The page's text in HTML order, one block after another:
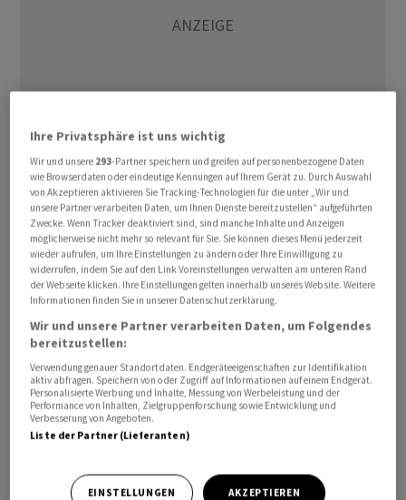
Klingbeil forderte, offen zu sein für neue Partner und
Partnerschaften. So habe man «endlich» das Mercosur-
Handelsabkommen abgeschlossen, und es gebe ein
Abkommen mit Indien. Er plädierte zudem für
Handelsabkommen und stärkere Beziehungen mit dem
Globalen Süden.
Klingbeil: Müssen andere Partner finden
Grundsätzlich betonte Klingbeil mit Blick auf die US-
Zollpolitik, Zölle seien schlecht für die Menschen und
für die Wirtschaft - auf beiden Seiten des Atlantiks.
müssen wir andere Partner finden. Wir müssen unser
Ihre Privatsphäre ist uns wichtig
Wir und unsere 293-Partner speichern und greifen auf personenbezogene Daten
wie Browserdaten oder eindeutige Kennungen auf Ihrem Gerät zu. Durch Auswahl
von Akzeptieren aktivieren Sie Tracking-Technologien für die unter „Wir und
unsere Partner verarbeiten Daten, um Ihnen Dienste bereitzustellen“ aufgeführten
Zwecke. Wenn Tracker deaktiviert sind, sind manche Inhalte und Anzeigen
möglicherweise nicht mehr so relevant für Sie. Sie können dieses Menü jederzeit
wieder aufrufen, um Ihre Einstellungen zu ändern oder Ihre Einwilligung zu
widerrufen, indem Sie auf den Link Voreinstellungen verwalten am unteren Rand
der Webseite klicken. Ihre Einstellungen gelten innerhalb unseres Website. Weitere
Informationen finden Sie in unserer Datenschutzerklärung.
Wir und unsere Partner verarbeiten Daten, um Folgendes
bereitzustellen:
Verwendung genauer Standortdaten. Endgeräteeigenschaften zur Identifikation
aktiv abfragen. Speichern von oder Zugriff auf Informationen auf einem Endgerät.
Personalisierte Werbung und Inhalte, Messung von Werbeleistung und der
Performance von Inhalten, Zielgruppenforschung sowie Entwicklung und
Verbesserung von Angeboten.
Liste der Partner (Lieferanten)
EINSTELLUNGEN AKZEPTIEREN